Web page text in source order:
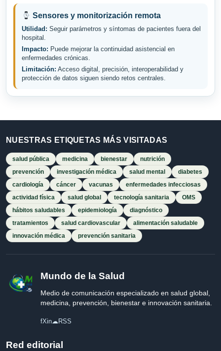
Sensores y monitorización remota
Utilidad: Seguir parámetros y síntomas de pacientes fuera del
hospital.
Impacto: Puede mejorar la continuidad asistencial en
enfermedades crónicas.
Limitación: Acceso digital, precisión, interoperabilidad y
protección de datos siguen siendo retos centrales.
NUESTRAS ETIQUETAS MÁS VISITADAS
salud pública medicina bienestar
nutrición
prevención
investigación médica salud mental
diabetes
cardiología
cáncer vacunas
enfermedades infecciosas
actividad física
salud global tecnología sanitaria
OMS
hábitos saludables
epidemiología
diagnóstico
tratamientos
salud cardiovascular
alimentación saludable
innovación médica
prevención sanitaria
Mundo de la Salud
Medio de comunicación especializado en salud global,
medicina, prevención, bienestar e innovación sanitaria.
fXin☁RSS
Red editorial